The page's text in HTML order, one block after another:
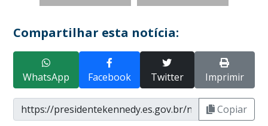
Compartilhar esta notícia:
WhatsApp Facebook Twitter Imprimir
Copiar